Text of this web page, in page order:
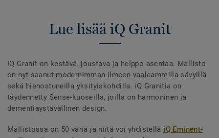
Lue lisää iQ Granit
iQ Granit on kestävä, joustava ja helppo asentaa. Mallisto
on nyt saanut modernimman ilmeen vaaleammilla sävyillä
sekä hienostuneilla yksityiskohdilla. iQ Granitia on
täydennetty Sense-kuoseilla, joilla on harmoninen ja
dementiaystävällinen design.
Mallistossa on 50 väriä ja niitä voi yhdistellä iQ Eminent-